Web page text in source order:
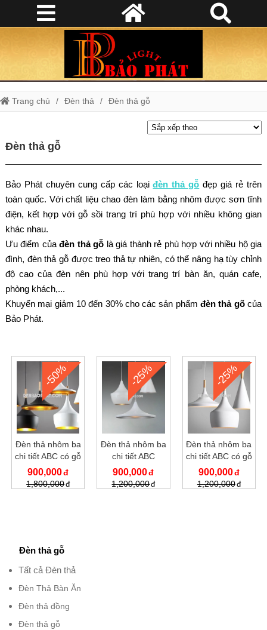
Trang chủ Đèn thả Đèn thả gỗ
Đèn thả gỗ
Bảo Phát chuyên cung cấp các loạiđèn thả gỗ đẹp giá rẻ trên
toàn quốc. Với chất liệu chao đèn làm bằng nhôm được sơn tĩnh
điện, kết hợp với gỗ sồi trang trí phù hợp với nhiều không gian
khác nhau.
Ưu điểm củađèn thả gỗ là giá thành rẻ phù hợp với nhiều hộ gia
đình, đèn thả gỗ được treo thả tự nhiên, có thể nâng hạ tùy chỉnh
độ cao của đèn nên phù hợp với trang trí bàn ăn, quán cafe,
phòng khách,...
Khuyến mại giảm 10 đến 30% cho các sản phẩmđèn thả gõcủa
Bảo Phát.
-50%
Đèn thả nhôm ba
chi tiết ABC có gỗ
trang trí
900,000
1,800,000
-25%
Đèn thả nhôm ba
chi tiết ABC
900,000
1,200,000
-25%
Đèn thả nhôm ba
chi tiết ABC có gỗ
trang trí
900,000
1,200,000
Đèn thả gỗ
Tất cả Đèn thả
Đèn Thả Bàn Ăn
Đèn thả đồng
Đèn thả gỗ